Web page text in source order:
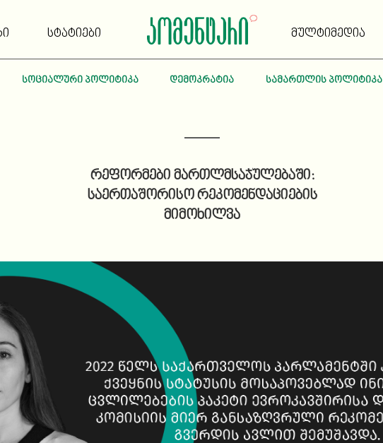
სტატიები მულტიმედია
სოციალური პოლიტიკა დემოკრატია სამართლის პოლიტიკა
რეფორმები მართლმსაჯულებაში:
საერთაშორისო რეკომენდაციების
მიმოხილვა